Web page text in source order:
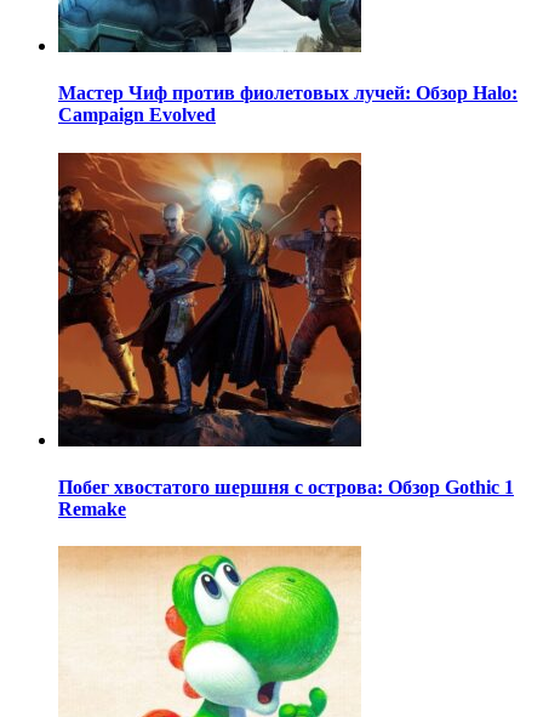
Мастер Чиф против фиолетовых лучей: Обзор Halo:
Campaign Evolved
Побег хвостатого шершня с острова: Обзор Gothic 1
Remake